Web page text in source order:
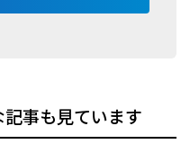
事も見ています